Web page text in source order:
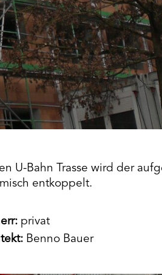
U-Bahn Trasse wird der
entkoppelt.
privat
Benno Bauer